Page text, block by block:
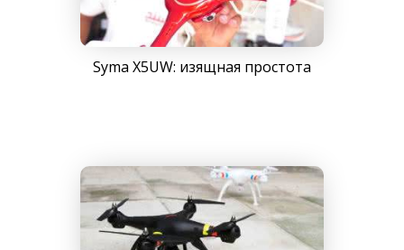
Syma X5UW: изящная простота